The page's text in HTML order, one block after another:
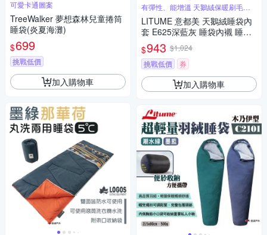
可愛卡通圖案
TreeWalker 夢想森林兒童捲筒
睡袋(炎夏海灘)
$699
挑戰低價
加入購物車
有彈性、能增溫 天鵝絨保暖刷毛內
襯
LITUME 意都美 天鵝絨睡袋內
套 E625深藍灰 睡袋內襯 睡袋
內裡 睡袋內被 露營 悠遊戶外
$943 $1,024
挑戰低價
券
加入購物車